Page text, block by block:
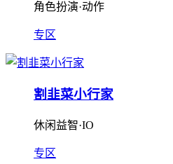
角色扮演·动作
专区
割韭菜小行家
休闲益智·IO
专区